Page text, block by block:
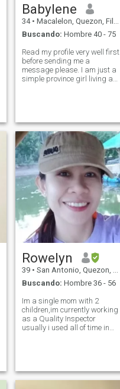
Babylene
34 • Macalelon, Quezon, Filipinas
Buscando: Hombre 40 - 75
Read my profile very well first
before sending me a
message please. I am just a
simple province girl living a
as well. I am not
Rowelyn
39 • San Antonio, Quezon, Filipinas
Buscando: Hombre 36 - 56
Im a single mom with 2
children,im currently working
as a Quality Inspector
usually i used all of time in
to do something for my se